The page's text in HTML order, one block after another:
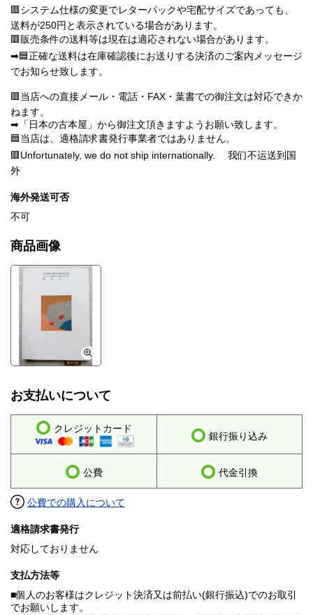
🟥システム仕様の変更でレターパックや宅配サイズであっても、
送料が250円と表示されている場合があります。
🟥販売条件の送料等は現在は適応されない場合があります。
➡🟦正確な送料は在庫確認後にお送りする決済のご案内メッセージ
でお知らせ致します。
🟥当店への直接メール・電話・FAX・葉書での御注文は対応できか
ねます。
➡「日本の古本屋」から御注文頂きますようお願い致します。
🟦当店は、適格請求書発行事業者ではありません。
🟥Unfortunately, we do not ship internationally. 我们不运送到国
外
海外発送可否
不可
商品画像
お支払いについて
クレジットカード
銀行振り込み
公費 代金引換
公費での購入について
適格請求書発行
対応しておりません
支払方法等
■個人のお客様はクレジット決済又は前払い(銀行振込)でのお取引
でお願いします。